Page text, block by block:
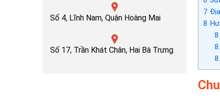
Số 4, Lĩnh Nam, Quận Hoàng Mai
Số 17, Trần Khát Chân, Hai Bà Trưng
7
8